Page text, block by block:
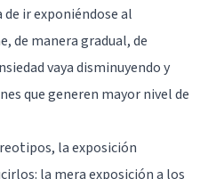
de ir exponiéndose al
de manera gradual, de
vaya disminuyendo y
que generen mayor nivel de
la exposición
la mera exposición a los